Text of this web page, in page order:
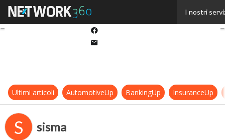
I nostri
Ultimi articoli AutomotiveUp BankingUp InsuranceUp
S sisma